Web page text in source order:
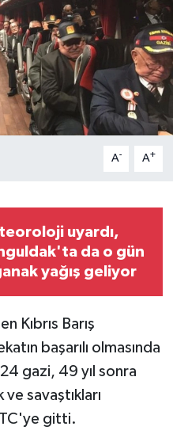
A- A+
uyardı,
da o gün
yağış geliyor
Kıbrıs Barış
başarılı olmasında
gazi, 49 yıl sonra
ve savaştıkları
gitti.